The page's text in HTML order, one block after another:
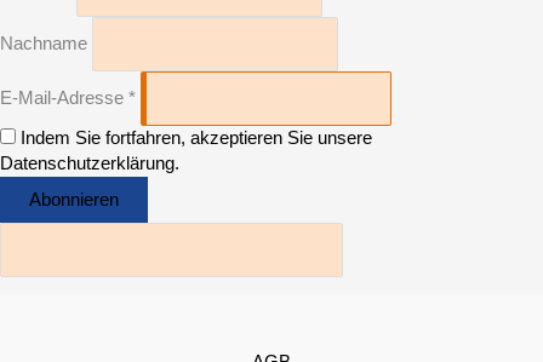
Nachname
E-Mail-Adresse *
Indem Sie fortfahren, akzeptieren Sie unsere
Datenschutzerklärung.